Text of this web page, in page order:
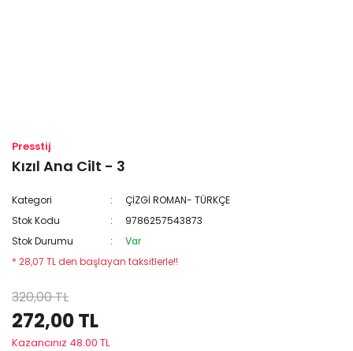
Presstij
Kızıl Ana Cilt - 3
Kategori
ÇİZGİ ROMAN- TÜRKÇE
Stok Kodu
9786257543873
Stok Durumu
Var
* 28,07 TL den başlayan taksitlerle!!
320,00 TL
272,00 TL
Kazancınız 48.00 TL